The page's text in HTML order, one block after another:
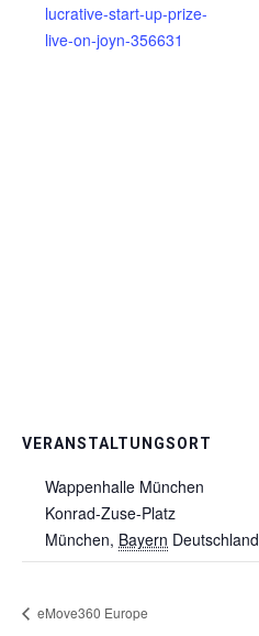
lucrative-start-up-prize-
live-on-joyn-356631
VERANSTALTUNGSORT
Wappenhalle München
Konrad-Zuse-Platz
München, Bayern Deutschland
eMove360 Europe